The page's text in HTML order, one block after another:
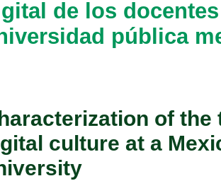
de los
pública
of the
culture at a